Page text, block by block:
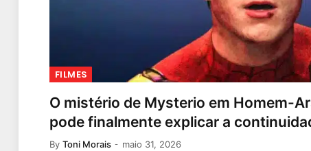
FILMES
O mistério de Mysterio em Homem-
pode finalmente explicar a
By Toni Morais maio 31, 2026